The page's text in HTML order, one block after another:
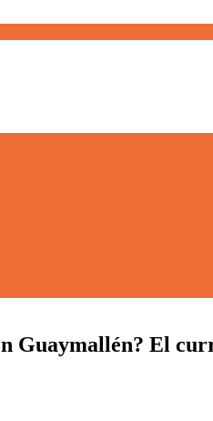
Guaymallén? El